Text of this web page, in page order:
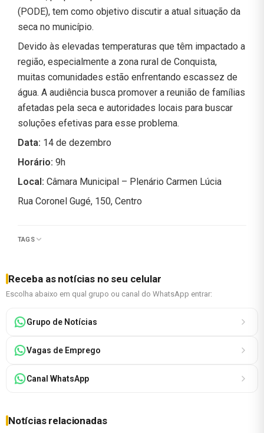
(PODE), tem como objetivo discutir a atual situação da
seca no município.
Devido às elevadas temperaturas que têm impactado a
região, especialmente a zona rural de Conquista,
muitas comunidades estão enfrentando escassez de
água. A audiência busca promover a reunião de famílias
afetadas pela seca e autoridades locais para buscar
soluções efetivas para esse problema.
Data: 14 de dezembro
Horário: 9h
Local: Câmara Municipal – Plenário Carmen Lúcia
Rua Coronel Gugé, 150, Centro
TAGS
Receba as notícias no seu celular
Escolha abaixo em qual grupo ou canal do WhatsApp entrar:
Grupo de Notícias
Vagas de Emprego
Canal WhatsApp
Notícias relacionadas